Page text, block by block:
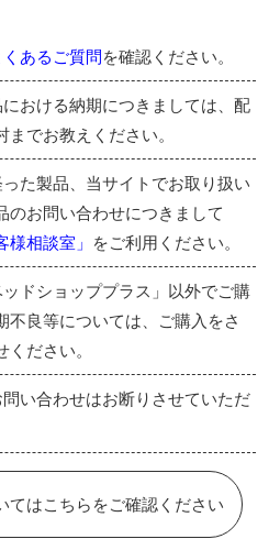
くあるご質問を確認ください。
おける納期につきましては、配
でお教えください。
た製品、当サイトでお取り扱い
のお問い合わせにつきまして
様相談室」 をご利用ください。
ドショッププラス」以外でご購
不良等については、ご購入をさ
ださい。
い合わせはお断りさせていただ
てはこちらをご確認ください